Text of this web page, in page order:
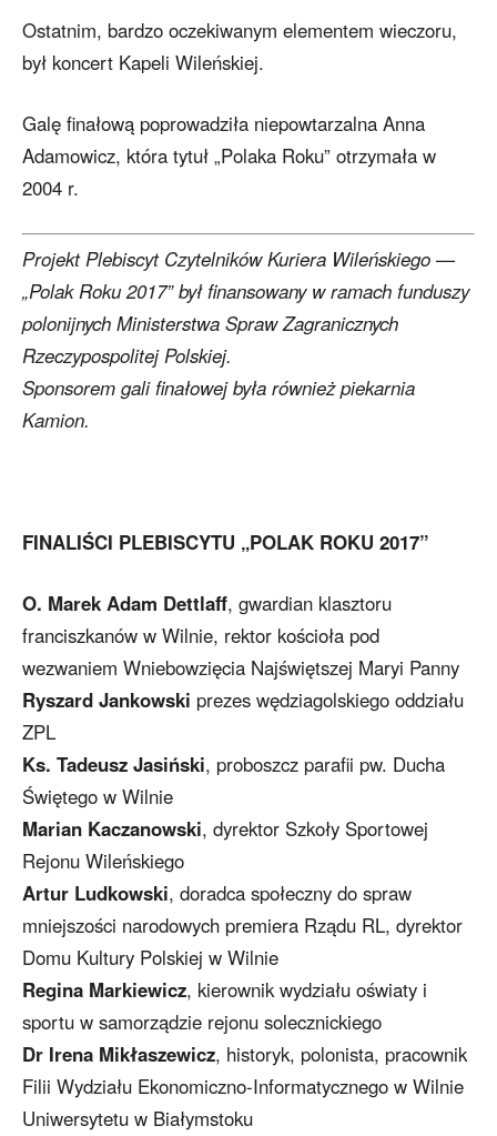
Ostatnim, bardzo oczekiwanym elementem wieczoru,
był koncert Kapeli Wileńskiej.
Galę finałową poprowadziła niepowtarzalna Anna
Adamowicz, która tytuł „Polaka Roku” otrzymała w
2004 r.
Projekt Plebiscyt Czytelników Kuriera Wileńskiego —
„Polak Roku 2017” był finansowany w ramach funduszy
polonijnych Ministerstwa Spraw Zagranicznych
Rzeczypospolitej Polskiej.
Sponsorem gali finałowej była również piekarnia
Kamion.
FINALIŚCI PLEBISCYTU „POLAK ROKU 2017”
O. Marek Adam Dettlaff, gwardian klasztoru
franciszkanów w Wilnie, rektor kościoła pod
wezwaniem Wniebowzięcia Najświętszej Maryi Panny
Ryszard Jankowski prezes wędziagolskiego oddziału
ZPL
Ks. Tadeusz Jasiński, proboszcz parafii pw. Ducha
Świętego w Wilnie
Marian Kaczanowski, dyrektor Szkoły Sportowej
Rejonu Wileńskiego
Artur Ludkowski, doradca społeczny do spraw
mniejszości narodowych premiera Rządu RL, dyrektor
Domu Kultury Polskiej w Wilnie
Regina Markiewicz, kierownik wydziału oświaty i
sportu w samorządzie rejonu solecznickiego
Dr Irena Mikłaszewicz, historyk, polonista, pracownik
Filii Wydziału Ekonomiczno-Informatycznego w Wilnie
Uniwersytetu w Białymstoku